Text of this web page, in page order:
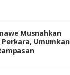
Musnahkan
Perkara, Umumkan